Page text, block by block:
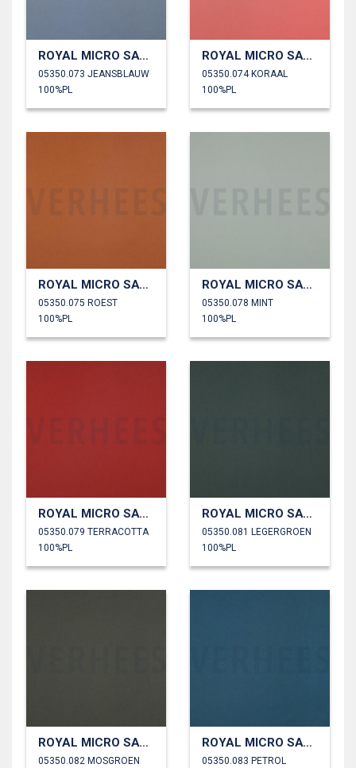
ROYAL MICRO SATIJN
05350.073 JEANSBLAUW
100%PL
ROYAL MICRO SATIJN
05350.074 KORAAL
100%PL
ROYAL MICRO SATIJN
05350.075 ROEST
100%PL
ROYAL MICRO SATIJN
05350.078 MINT
100%PL
ROYAL MICRO SATIJN
05350.079 TERRACOTTA
100%PL
ROYAL MICRO SATIJN
05350.081 LEGERGROEN
100%PL
ROYAL MICRO SATIJN
05350.082 MOSGROEN
ROYAL MICRO SATIJN
05350.083 PETROL